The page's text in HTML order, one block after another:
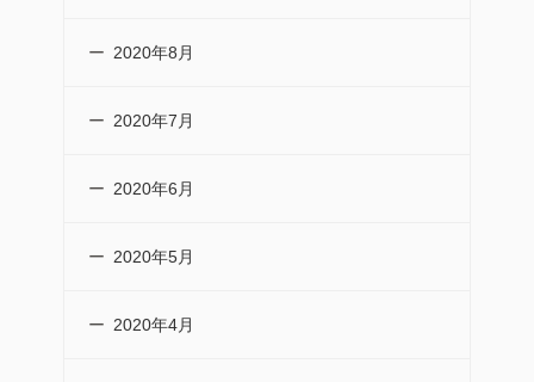
2020年8月
2020年7月
2020年6月
2020年5月
2020年4月